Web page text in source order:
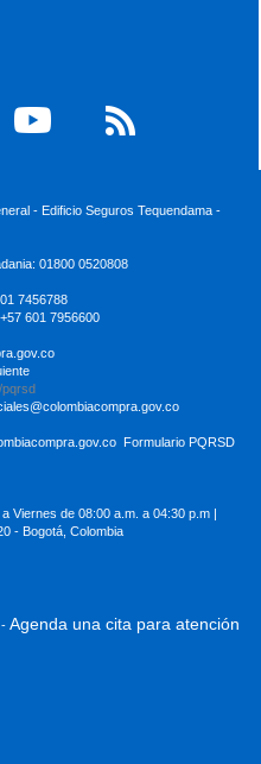
- Edificio Seguros Tequendama -
01800 0520808
7456788
601 7956600
pqrsd
Formulario PQRSD
Viernes de 08:00 a.m. a 04:30 p.m |
- Bogotá, Colombia
Agenda una cita para atención